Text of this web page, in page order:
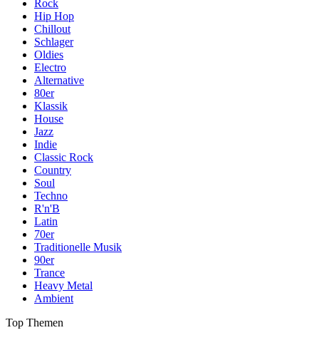
Rock
Hip Hop
Chillout
Schlager
Oldies
Electro
Alternative
80er
Klassik
House
Jazz
Indie
Classic Rock
Country
Soul
Techno
R'n'B
Latin
70er
Traditionelle Musik
90er
Trance
Heavy Metal
Ambient
Top Themen